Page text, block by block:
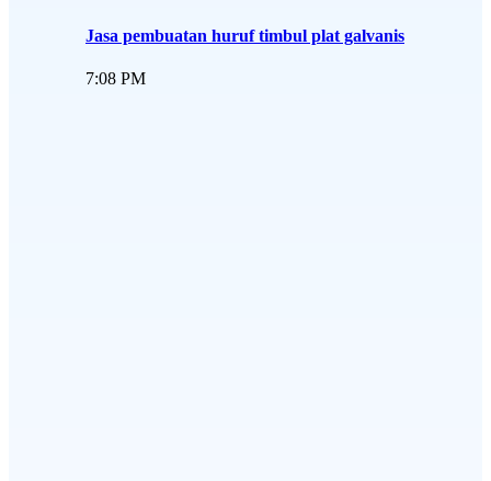
Jasa pembuatan huruf timbul plat galvanis
7:08 PM